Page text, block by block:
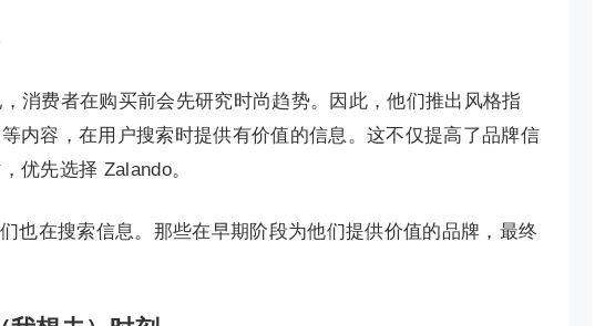
消费者在购买前会先研究时尚趋势。因此，他们推出风格指
内容，在用户搜索时提供有价值的信息。这不仅提高了品牌信
优先选择 Zalando。
也在搜索信息。那些在早期阶段为他们提供价值的品牌，最终